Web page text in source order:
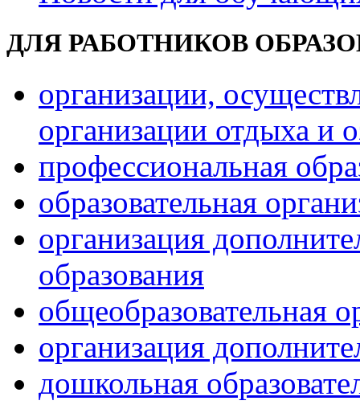
ДЛЯ РАБОТНИКОВ
организации,
организации отдыха и
профессиональная
образовательная
организация
образования
общеобразовательная
организация
дошкольная